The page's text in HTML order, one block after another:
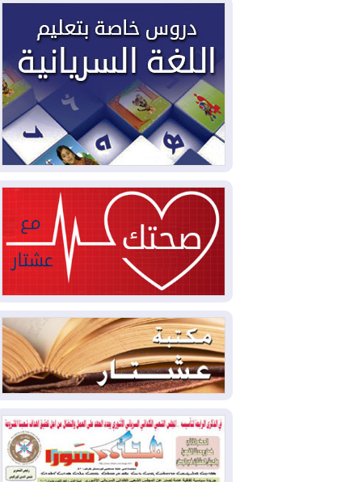
2026-08-03العراق يؤكد مجدداً التزامه
بمنع الهجمات على الدول المجاورة
2026-08-03العجز والاقتراض يطوقان
المالية العراقية.. اقتراض يتجاوز 3 تريليونات
دينار!
2026-08-03كوبا تغرق في الظلام مجددا
2026-08-03
أوامر بإجلاء 60 ألف شخص
بسبب الحرائق في ولاية واشنطن
2026-08-02
مشروع "حسابي" يُمهل
الموظفين حتى نهاية أغسطس لاستلام
بطاقاتهم المصرفية
2026-08-02دمشق وعمّان تحذران بغداد:
أي هجوم من أراضي العراق سيواجه برد
2026-08-02ترامب: الولايات المتحدة
وإسرائيل تعلقان شن ضربات على إيران
2026-08-01
تقرير: الولايات المتحدة تسحب
منظومة باتريوت الدفاعية من أربيل